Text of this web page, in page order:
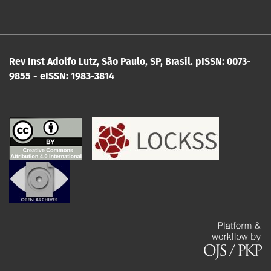
Rev Inst Adolfo Lutz, São Paulo, SP, Brasil. pISSN: 0073-
9855 - eISSN: 1983-3814